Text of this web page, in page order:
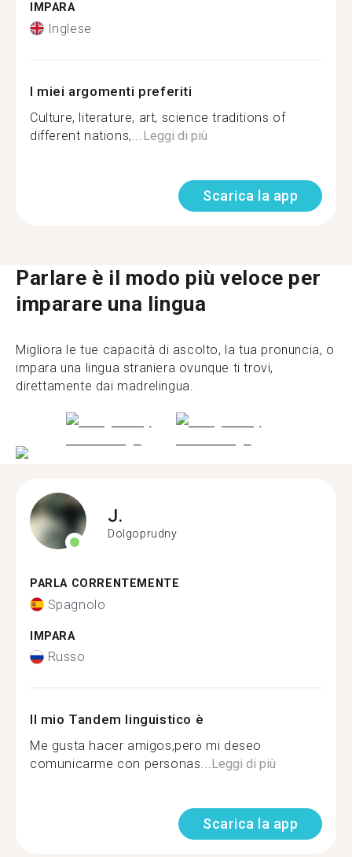
IMPARA
Inglese
I miei argomenti preferiti
Culture, literature, art, science traditions of
different nations,... Leggi di più
Scarica la app
Parlare è il modo più veloce per
imparare una lingua
Migliora le tue capacità di ascolto, la tua pronuncia, o
impara una lingua straniera ovunque ti trovi,
direttamente dai madrelingua.
J.
Dolgoprudny
PARLA CORRENTEMENTE
Spagnolo
IMPARA
Russo
Il mio Tandem linguistico è
Me gusta hacer amigos,pero mi deseo
comunicarme con personas...Leggi di più
Scarica la app